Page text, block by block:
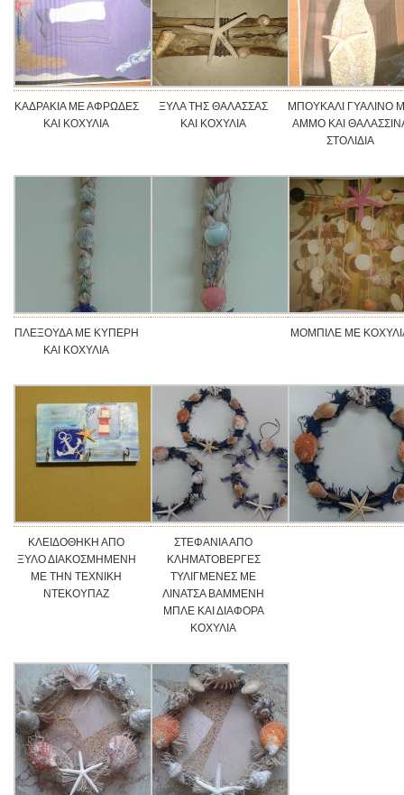
ΚΑΔΡΑΚΙΑ ΜΕ ΑΦΡΩΔΕΣ
ΚΑΙ ΚΟΧΥΛΙΑ
ΞΥΛΑ ΤΗΣ ΘΑΛΑΣΣΑΣ
ΚΑΙ ΚΟΧΥΛΙΑ
ΜΠΟΥΚΑΛΙ ΓΥΑΛΙΝΟ
ΑΜΜΟ ΚΑΙ
ΣΤΟΛΙΔΙΑ
ΠΛΕΞΟΥΔΑ ΜΕ ΚΥΠΕΡΗ
ΚΑΙ ΚΟΧΥΛΙΑ
ΜΟΜΠΙΛΕ ΜΕ
ΚΛΕΙΔΟΘΗΚΗ ΑΠΟ
ΞΥΛΟ ΔΙΑΚΟΣΜΗΜΕΝΗ
ΜΕ ΤΗΝ ΤΕΧΝΙΚΗ
ΝΤΕΚΟΥΠΑΖ
ΣΤΕΦΑΝΙΑ ΑΠΟ
ΚΛΗΜΑΤΟΒΕΡΓΕΣ
ΤΥΛΙΓΜΕΝΕΣ ΜΕ
ΛΙΝΑΤΣΑ ΒΑΜΜΕΝΗ
ΜΠΛΕ ΚΑΙ ΔΙΑΦΟΡΑ
ΚΟΧΥΛΙΑ